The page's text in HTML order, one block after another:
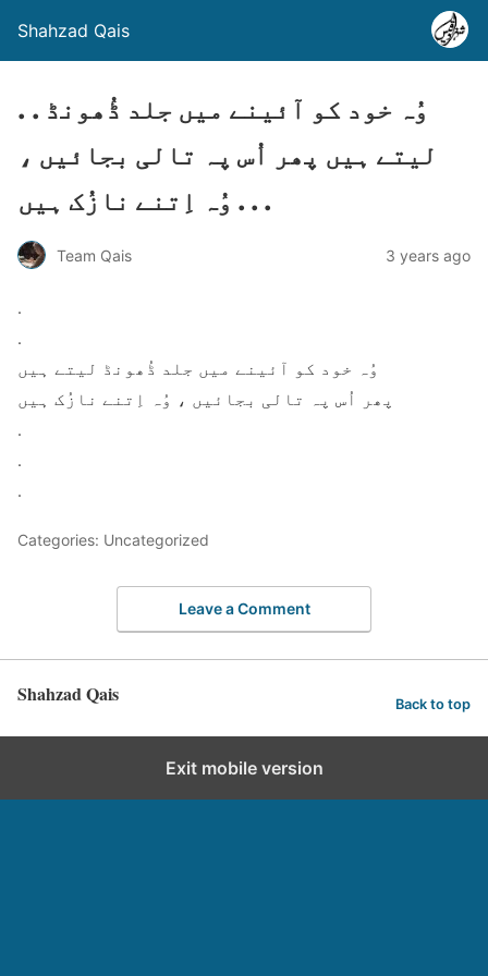
Shahzad Qais
. . وُہ خود کو آئینے میں جلد ڈُھونڈ
لیتے ہیں پھر اُس پہ تالی بجائیں ،
وُہ اِتنے نازُک ہیں . . .
Team Qais 3 years ago
.
.
وُہ خود کو آئینے میں جلد ڈُھونڈ لیتے ہیں
پھر اُس پہ تالی بجائیں ، وُہ اِتنے نازُک ہیں
.
.
.
Categories: Uncategorized
Leave a Comment
Shahzad Qais Back to top
Exit mobile version